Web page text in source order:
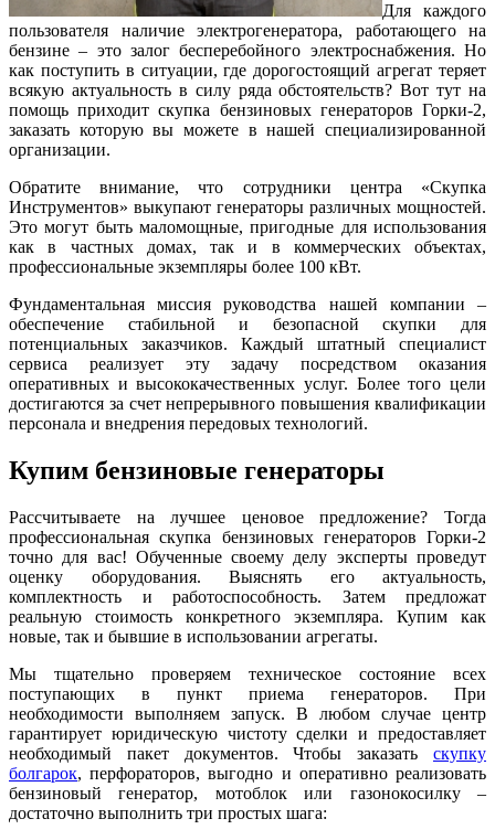
Для каждого
пользователя наличие электрогенератора, работающего на
бензине – это залог бесперебойного электроснабжения. Но
как поступить в ситуации, где дорогостоящий агрегат теряет
всякую актуальность в силу ряда обстоятельств? Вот тут на
помощь приходит скупка бензиновых генераторов Горки-2,
заказать которую вы можете в нашей специализированной
организации.
Обратите внимание, что сотрудники центра «Скупка
Инструментов» выкупают генераторы различных мощностей.
Это могут быть маломощные, пригодные для использования
как в частных домах, так и в коммерческих объектах,
профессиональные экземпляры более 100 кВт.
Фундаментальная миссия руководства нашей компании –
обеспечение стабильной и безопасной скупки для
потенциальных заказчиков. Каждый штатный специалист
сервиса реализует эту задачу посредством оказания
оперативных и высококачественных услуг. Более того цели
достигаются за счет непрерывного повышения квалификации
персонала и внедрения передовых технологий.
Купим бензиновые генераторы
Рассчитываете на лучшее ценовое предложение? Тогда
профессиональная скупка бензиновых генераторов Горки-2
точно для вас! Обученные своему делу эксперты проведут
оценку оборудования. Выяснять его актуальность,
комплектность и работоспособность. Затем предложат
реальную стоимость конкретного экземпляра. Купим как
новые, так и бывшие в использовании агрегаты.
Мы тщательно проверяем техническое состояние всех
поступающих в пункт приема генераторов. При
необходимости выполняем запуск. В любом случае центр
гарантирует юридическую чистоту сделки и предоставляет
необходимый пакет документов. Чтобы заказать скупку
болгарок, перфораторов, выгодно и оперативно реализовать
бензиновый генератор, мотоблок или газонокосилку –
достаточно выполнить три простых шага: